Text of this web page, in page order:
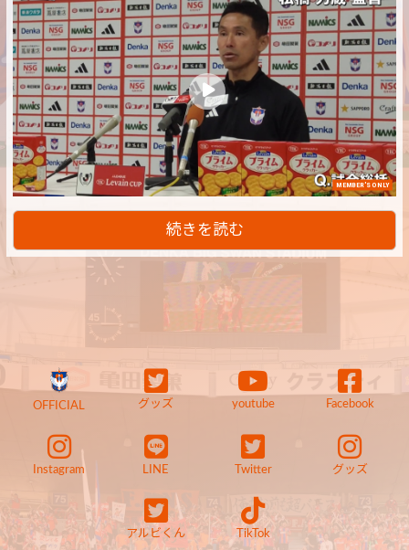
MEMBER'S ONLY
続きを読む
OFFICIAL グッズ youtube Facebook
Instagram LINE Twitter グッズ
アルビくん TikTok